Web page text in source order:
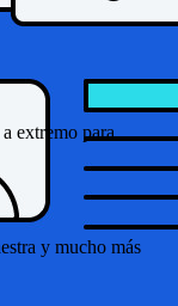
extremo para
y mucho más